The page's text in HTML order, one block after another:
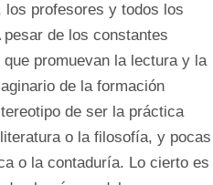
los profesores y todos los
de los constantes
promuevan la lectura y la
de la formación
de ser la práctica
o la filosofía, y pocas
o la contaduría. Lo cierto es